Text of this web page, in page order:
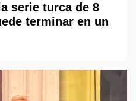
serie turca de 8
terminar en un